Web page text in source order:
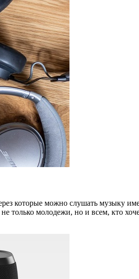
которые можно слушать музыку
только молодежи, но и всем, кто